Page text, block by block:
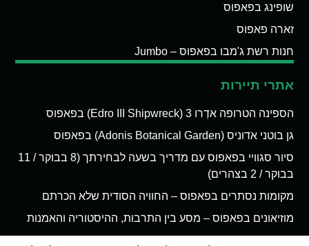
שופינג בפאפוס
זארה פאפוס
חנות רשת ג'מבו בפאפוס – Jumbo
אתרי תיירות
הספינה הטרופה אדְרו 3 (Edro III Shipwreck) בפאפוס
גן בוטני אדוניס (Adonis Botanical Garden) בפאפוס
סיור סגוויי בפאפוס עם מדריך בשעה לבחירתך (8 בבוקר / 11
בבוקר / 2 בצהרים)
מקומות נסתרים בפאפוס – החוויה הסודית שלא הכרתם
מוזיאונים בפאפוס – מסע בין התרבות, ההיסטוריה והאמנות